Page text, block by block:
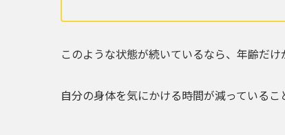
このような状態が続いているなら、年齢だけ
自分の身体を気にかける時間が減っているこ